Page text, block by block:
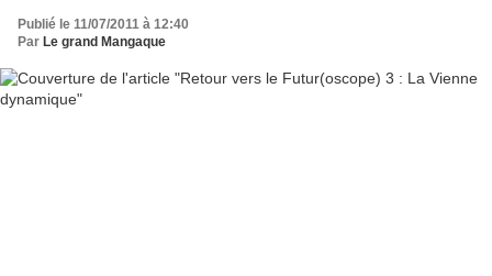
Publié le 11/07/2011 à 12:40
Par Le grand Mangaque